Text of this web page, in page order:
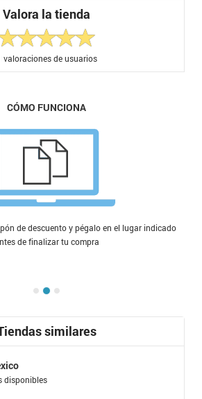
Valora la tienda
valoraciones de usuarios
CÓMO FUNCIONA
de descuento y pégalo en el lugar indicado
de finalizar tu compra
similares
disponibles